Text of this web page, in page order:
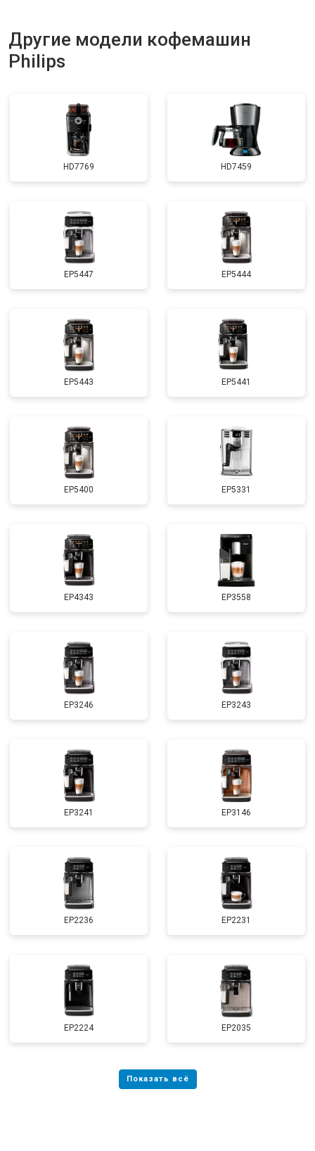
Другие модели кофемашин
Philips
HD7769 HD7459
EP5447 EP5444
EP5443 EP5441
EP5400 EP5331
EP4343 EP3558
EP3246 EP3243
EP3241 EP3146
EP2236 EP2231
EP2224 EP2035